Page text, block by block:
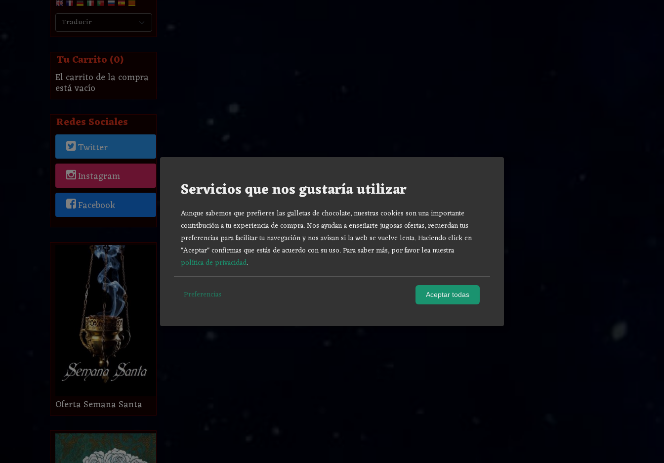
Tu Carrito (0)
El carrito de la compra
está vacío
Redes Sociales
Twitter
Instagram
Facebook
Oferta Semana Santa
Servicios que nos gustaría utilizar
Aunque sabemos que prefieres las galletas de chocolate, nuestras cookies son una importante
contribución a tu experiencia de compra. Nos ayudan a enseñarte jugosas ofertas, recuerdan tus
preferencias para facilitar tu navegación y nos avisan si la web se vuelve lenta. Haciendo click en
"Aceptar" confirmas que estás de acuerdo con su uso.Para saber más, por favor lea nuestra
política de privacidad.
Preferencias Aceptar todas